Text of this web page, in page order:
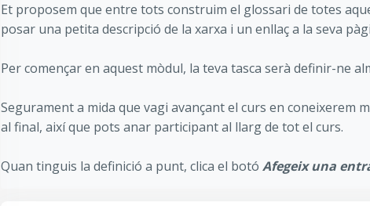
Et proposem que entre tots construim el glossari de totes
posar una petita descripció de la xarxa i un enllaç a la seva
Per començar en aquest mòdul, la teva tasca serà definir-ne
Segurament a mida que vagi avançant el curs en coneixerem
al final, així que pots anar participant al llarg de tot el curs.
Quan tinguis la definició a punt, clica el botó Afegeix una